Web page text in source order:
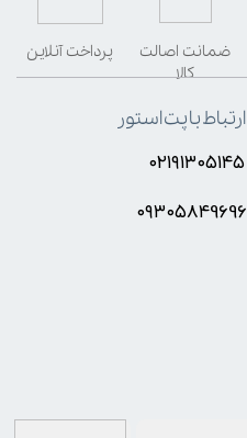
پرداخت آنلاین
ضمانت اصالت
کالا
ارتباط با پت استور
۰۲۱۹۱۳۰۵۱۴۵
۰۹۳۰۵8۴9696